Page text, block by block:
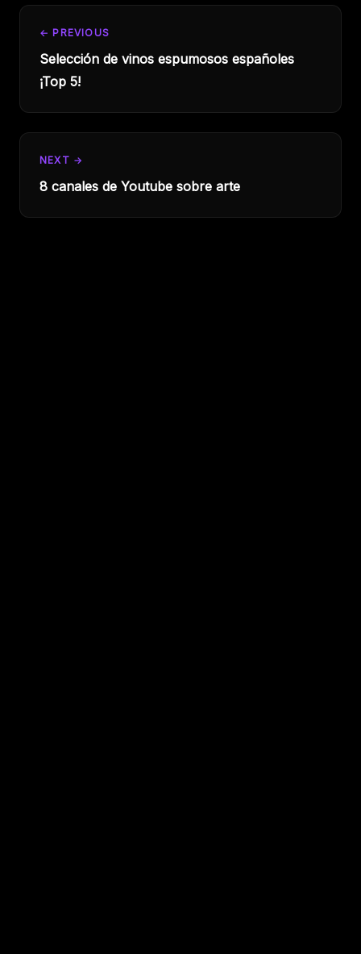
← PREVIOUS
Selección de vinos espumosos españoles
¡Top 5!
NEXT →
8 canales de Youtube sobre arte